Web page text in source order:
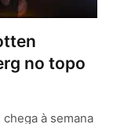
no topo
à semana